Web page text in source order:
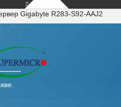
Gigabyte R283-S92-AAJ2